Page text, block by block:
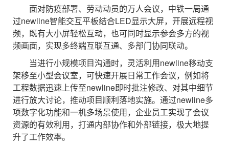
面对防疫部署、劳动动员的万人会议，中铁一局通
过newline智能交互平板结合LED显示大屏，开展远程视
频，既有大小屏轻松互动，也可同时显示参会多方的视
频画面，实现多终端互联互通、多部门协同联动。
当进行小规模项目沟通时，灵活利用newline移动支
架移至小型会议室，可快速开展日常工作会议，例如将
工程数据迅速上传至newline即时批注修改、对其中细节
进行放大讨论，推动项目顺利落地实施。通过newline多
项数字化功能和一机多场景使用，企业员工实现了会议
资源的有效利用，打通内部协作和外部链接，极大地提
升了工作效率。